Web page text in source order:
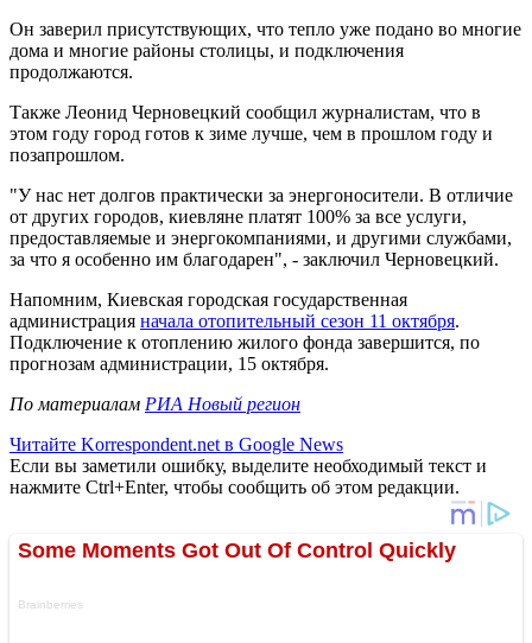
Он заверил присутствующих, что тепло уже подано во многие
дома и многие районы столицы, и подключения
продолжаются.
Также Леонид Черновецкий сообщил журналистам, что в
этом году город готов к зиме лучше, чем в прошлом году и
позапрошлом.
"У нас нет долгов практически за энергоносители. В отличие
от других городов, киевляне платят 100% за все услуги,
предоставляемые и энергокомпаниями, и другими службами,
за что я особенно им благодарен", - заключил Черновецкий.
Напомним, Киевская городская государственная
администрация начала отопительный сезон 11 октября.
Подключение к отоплению жилого фонда завершится, по
прогнозам администрации, 15 октября.
По материалам РИА Новый регион
Читайте Korrespondent.net в Google News
Если вы заметили ошибку, выделите необходимый текст и
нажмите Ctrl+Enter, чтобы сообщить об этом редакции.